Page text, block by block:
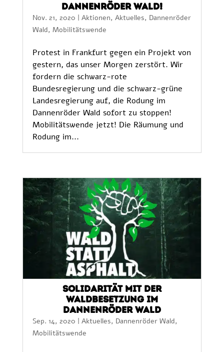
Dannenröder Wald!
Nov. 21, 2020 | Aktionen, Aktuelles, Dannenröder
Wald, Mobilitätswende
Protest in Frankfurt gegen ein Projekt von
gestern, das unser Morgen zerstört. Wir
fordern die schwarz-rote
Bundesregierung und die schwarz-grüne
Landesregierung auf, die Rodung im
Dannenröder Wald sofort zu stoppen!
Mobilitätswende jetzt! Die Räumung und
Rodung im...
Solidarität mit der
Waldbesetzung im
Dannenröder Wald
Sep. 14, 2020 | Aktuelles, Dannenröder Wald,
Mobilitätswende